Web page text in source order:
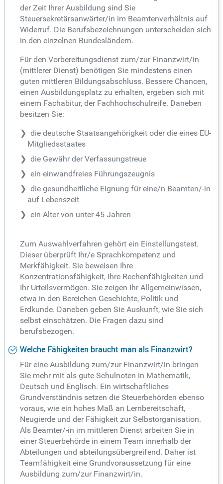
der Zeit Ihrer Ausbildung sind Sie
Steuersekretärsanwärter/in im Beamtenverhältnis auf
Widerruf. Die Berufsbezeichnungen unterscheiden sich
in den einzelnen Bundesländern.
Für den Vorbereitungsdienst zum/zur Finanzwirt/in
(mittlerer Dienst) benötigen Sie mindestens einen
guten mittleren Bildungsabschluss. Bessere Chancen,
einen Ausbildungsplatz zu erhalten, ergeben sich mit
einem Fachabitur, der Fachhochschulreife. Daneben
besitzen Sie:
die deutsche Staatsangehörigkeit oder die eines EU-
Mitgliedsstaates
die Gewähr der Verfassungstreue
ein einwandfreies Führungszeugnis
die gesundheitliche Eignung für eine/n Beamten/-in
auf Lebenszeit
ein Alter von unter 45 Jahren
Zum Auswahlverfahren gehört ein Einstellungstest.
Dieser überprüft Ihr/e Sprachkompetenz und
Merkfähigkeit. Sie beweisen Ihre
Konzentrationsfähigkeit, Ihre Rechenfähigkeiten und
Ihr Urteilsvermögen. Sie zeigen Ihr Allgemeinwissen,
etwa in den Bereichen Geschichte, Politik und
Erdkunde. Daneben geben Sie Auskunft, wie Sie sich
selbst einschätzen. Die Fragen dazu sind
berufsbezogen.
Welche Fähigkeiten braucht man als Finanzwirt?
Für eine Ausbildung zum/zur Finanzwirt/in bringen
Sie mehr mit als gute Schulnoten in Mathematik,
Deutsch und Englisch. Ein wirtschaftliches
Grundverständnis setzen die Steuerbehörden ebenso
voraus, wie ein hohes Maß an Lernbereitschaft,
Neugierde und der Fähigkeit zur Selbstorganisation.
Als Beamter/-in im mittleren Dienst arbeiten Sie in
einer Steuerbehörde in einem Team innerhalb der
Abteilungen und abteilungsübergreifend. Daher ist
Teamfähigkeit eine Grundvoraussetzung für eine
Ausbildung zum/zur Finanzwirt/in.